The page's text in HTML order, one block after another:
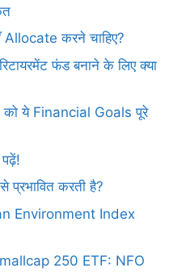
करने चाहिए?
फंड बनाने के लिए क्या
को ये Financial Goals पूरे
करती है?
Environment Index
250 ETF: NFO